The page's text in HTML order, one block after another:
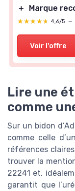
＋
Marque
★★★★★
★★★★★ 4,6/5 —
Voir l'offre
Lire une
comme
Sur un bidon
comme celle
références
trouver la
22241 et,
garantit que